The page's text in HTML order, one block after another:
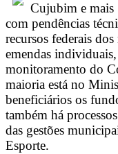
Cujubim e mais
com pendências
recursos federais
emendas
monitoramento do
maioria está no
beneficiários os
também há
das gestões
Esporte.